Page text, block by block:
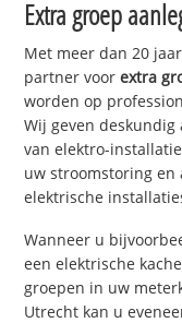
Extra groep
Met meer dan 20
partner voorextra
worden op
Wij geven
van elektro-
uw stroomstoring en
elektrische
Wanneer u
een elektrische
groepen in uw
Utrecht kan u